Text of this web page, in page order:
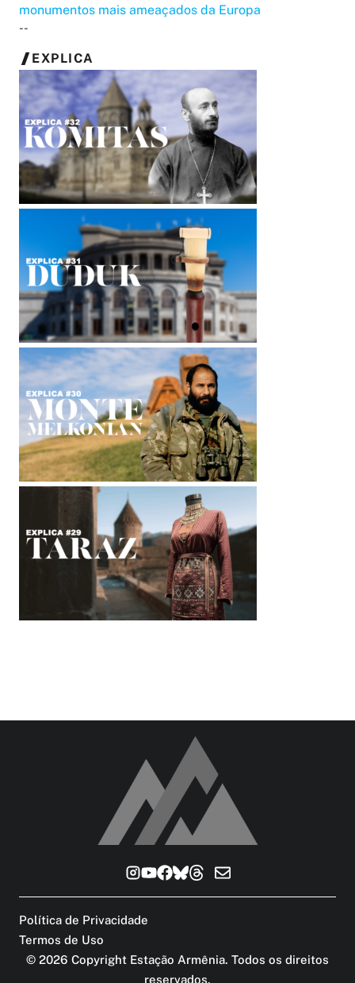
monumentos mais ameaçados da Europa
--
EXPLICA
© 2026 Copyright Estação Armênia. Todos os direitos
reservados.
Política de Privacidade
Termos de Uso